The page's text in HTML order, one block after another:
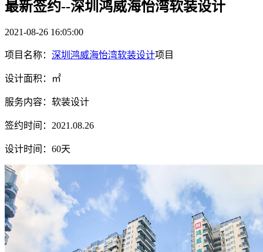
最新签约--深圳鸿威海怡湾软装设计
2021-08-26 16:05:00
项目名称： 深圳鸿威海怡湾软装设计项目
设计面积：㎡
服务内容：软装设计
签约时间：2021.08.26
设计时间：60天